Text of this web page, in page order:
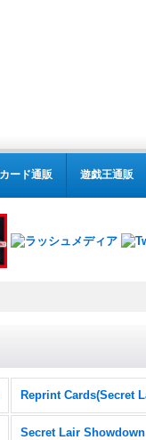
ード通販 遊戯王通販
Secret Lair Showdown